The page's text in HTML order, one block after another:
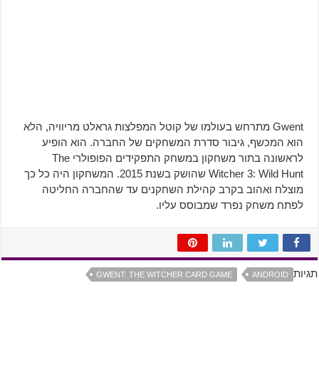
Gwent מתרחש בעולמו של קוטל המפלצות גראלט מריוויה, הלא
הוא המכשף, גיבור סדרת המשחקים של החברה. הוא הופיע
לראשונה בתור משחקון במשחק התפקידים הפופולרי The
Witcher 3: Wild Hunt שהושק בשנת 2015. המשחקון היה כל כך
מוצלח ואהוב בקרב קהילת השחקנים עד שהחברה החליטה
לפתח משחק נפרד שמבוסס עליו.
תגיות ANDROID
GWENT: THE WITCHER CARD GAME